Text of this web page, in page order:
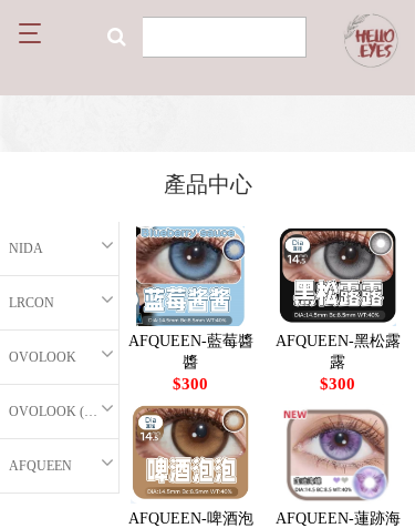
T
g
g
a
t
n
產品中心
NIDA
LRCON
OVOLOOK
OVOLOOK (半年拋)
AFQUEEN
AFQUEEN-藍莓醬
醬
$300
AFQUEEN-黑松露
露
$300
AFQUEEN-啤酒泡
AFQUEEN-蓮跡海